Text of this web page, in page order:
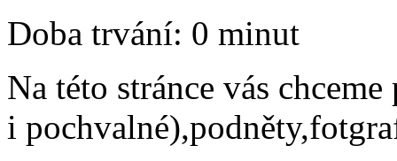
Doba trvání: 0 minut
Na této stránce vás
i